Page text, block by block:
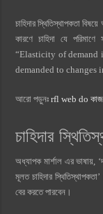
চাহিদার স্থিতিস্থাপকতা বিষয়ে
কারণে চাহিদা যে
“Elasticity of demand
demanded to changes
আরো পড়ুনঃrfl web do কাজ
চাহিদার
অধ্যাপক মার্শাল এর ভাষায়,
মূলত চাহিদার
বের করতে পারবেন।